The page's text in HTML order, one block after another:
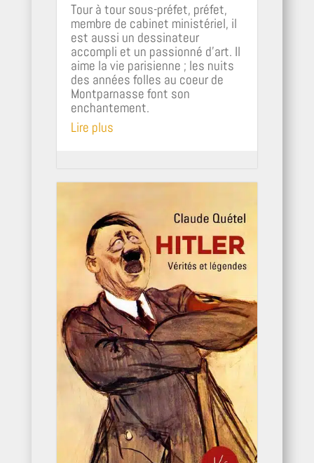
Tour à tour sous-préfet, préfet,
membre de cabinet ministériel, il
est aussi un dessinateur
accompli et un passionné d'art. Il
aime la vie parisienne ; les nuits
des années folles au coeur de
Montparnasse font son
enchantement.
Lire plus